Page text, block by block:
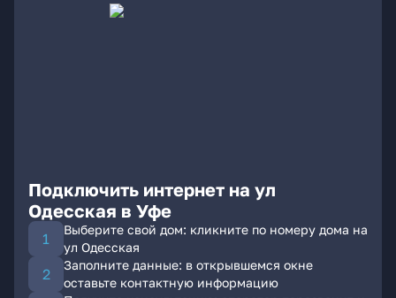
Подключить интернет на ул
Одесская в Уфе
Выберите свой дом: кликните по номеру дома на
ул Одесская
Заполните данные: в открывшемся окне
оставьте контактную информацию